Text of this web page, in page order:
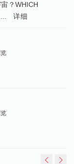
？WHICH
详细